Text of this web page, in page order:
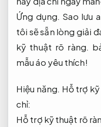
Ứng dụng. Sao lưu
tôi sẽ sẵn lòng giải
kỹ thuật rõ ràng.
mẫu áo yêu thích!
Hiệu năng. Hỗ trợ
chỉ:
Hỗ trợ kỹ thuật rõ